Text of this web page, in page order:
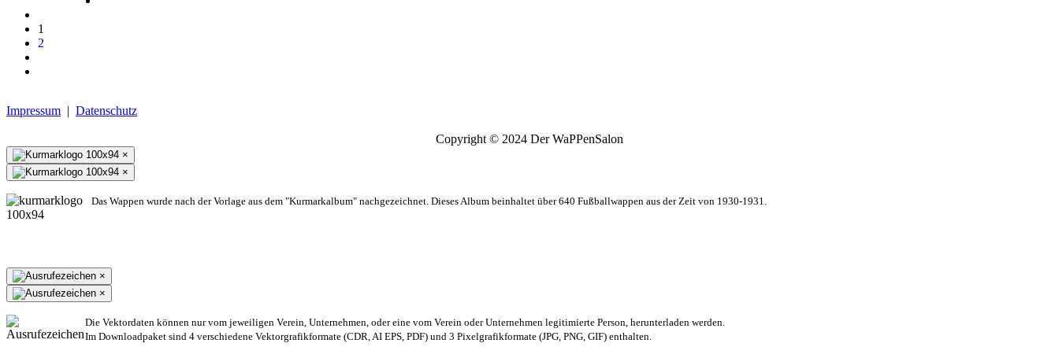
1
2
Impressum | Datenschutz
Copyright © 2024 Der WaPPenSalon
×
×
Das Wappen wurde nach der Vorlage aus dem "Kurmarkalbum" nachgezeichnet. Dieses Album beinhaltet über 640 Fußballwappen aus der Zeit von 1930-1931.
×
×
Die Vektordaten können nur vom jeweiligen Verein, Unternehmen, oder eine vom Verein oder Unternehmen legitimierte Person, herunterladen werden.
Im Downloadpaket sind 4 verschiedene Vektorgrafikformate (CDR, AI EPS, PDF) und 3 Pixelgrafikformate (JPG, PNG, GIF) enthalten.